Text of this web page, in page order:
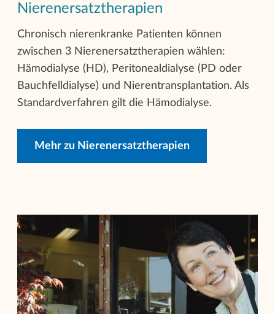
Nierenersatztherapien
Chronisch nierenkranke Patienten können
zwischen 3 Nierenersatztherapien wählen:
Hämodialyse (HD), Peritonealdialyse (PD oder
Bauchfelldialyse) und Nierentransplantation. Als
Standardverfahren gilt die Hämodialyse.
Mehr zu Nierenersatztherapien